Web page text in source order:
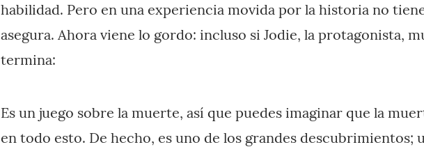
habilidad. Pero en una experiencia movida por la historia no
asegura. Ahora viene lo gordo: incluso si Jodie, la protagonista,
termina:
Es un juego sobre la muerte, así que puedes imaginar que la
en todo esto. De hecho, es uno de los grandes descubrimientos;